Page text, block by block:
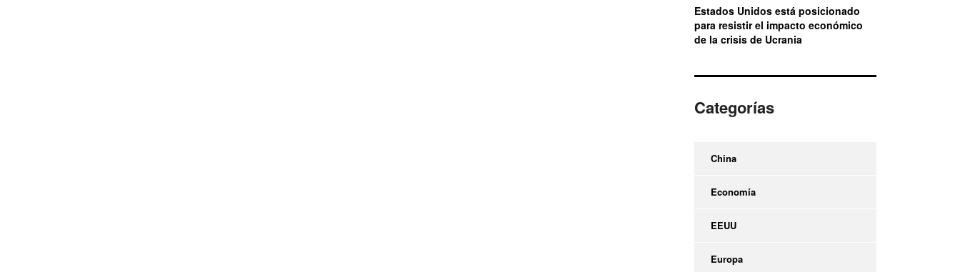
Estados Unidos está posicionado
para resistir el impacto económico
de la crisis de Ucrania
Categorías
China
Economía
EEUU
Europa